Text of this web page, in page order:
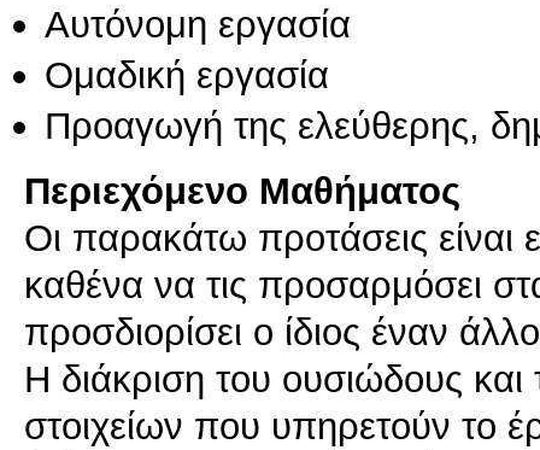
Αυτόνομη εργασία
Ομαδική εργασία
Προαγωγή της ελεύθερης,
Περιεχόμενο Μαθήματος
Οι παρακάτω προτάσεις είναι
καθένα να τις προσαρμόσει
προσδιορίσει ο ίδιος έναν
Η διάκριση του ουσιώδους
στοιχείων που υπηρετούν το